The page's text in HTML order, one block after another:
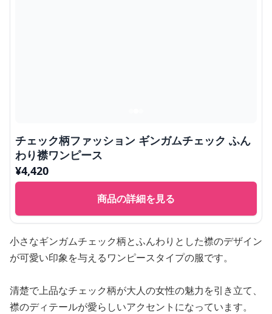
チェック柄ファッション ギンガムチェック ふん
わり襟ワンピース
¥4,420
商品の詳細を見る
小さなギンガムチェック柄とふんわりとした襟のデザイン
が可愛い印象を与えるワンピースタイプの服です。
清楚で上品なチェック柄が大人の女性の魅力を引き立て、
襟のディテールが愛らしいアクセントになっています。